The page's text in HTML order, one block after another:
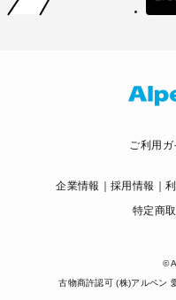
ご利用ガ
企業情報 採用情報
特定商
©
古物商許認可 (株)アルペ